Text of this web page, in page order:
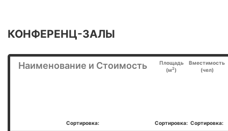
КОНФЕРЕНЦ-ЗАЛЫ
Наименование и Стоимость
Площадь
(м2)
Вместимость
(чел)
Сортировка: Сортировка: Сортировка: